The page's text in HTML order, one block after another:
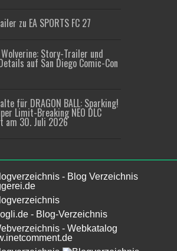
zu EA SPORTS FC 27
Wolverine: Story-Trailer und
auf San Diego Comic-Con
für DRAGON BALL: Sparking!
Limit-Breaking NEO DLC
am 30. Juli 2026